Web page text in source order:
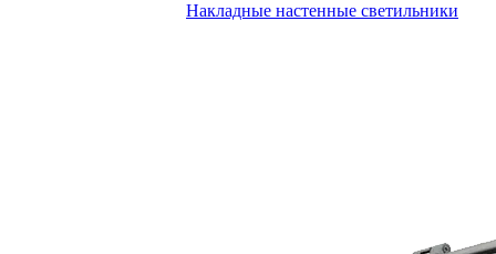
Накладные настенные светильники